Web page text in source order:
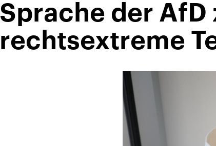
Sprache der AfD
rechtsextreme